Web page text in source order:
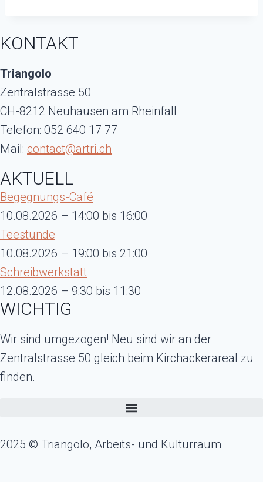
KONTAKT
Triangolo
Zentralstrasse 50
CH-8212 Neuhausen am Rheinfall
Telefon: 052 640 17 77
Mail: contact@artri.ch
AKTUELL
Begegnungs-Café
10.08.2026 – 14:00 bis 16:00
Teestunde
10.08.2026 – 19:00 bis 21:00
Schreibwerkstatt
12.08.2026 – 9:30 bis 11:30
WICHTIG
Wir sind umgezogen! Neu sind wir an der
Zentralstrasse 50 gleich beim Kirchackerareal zu
finden.
2025 © Triangolo, Arbeits- und Kulturraum